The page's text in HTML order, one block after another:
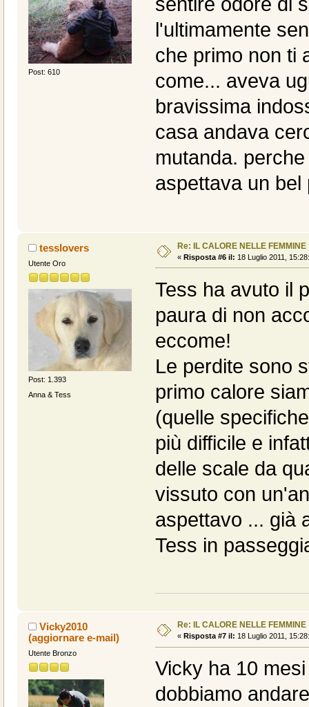
Post: 610
sentire odore di
l'ultimamente
che primo non ti
come... aveva
bravissima
casa andava
mutanda.
aspettava un bel
tesslovers
Utente Oro
Post: 1.393
Anna & Tess
Re: IL CALORE NELLE FEMMINE
« Risposta #6 il: 18 Luglio 2011,
Tess ha avuto il
paura di non
eccome!
Le perdite sono
primo calore
(quelle
più difficile e
delle scale da
vissuto con
aspettavo ... già
Tess in
Vicky2010
(aggiornare e-mail)
Utente Bronzo
Re: IL CALORE NELLE FEMMINE
« Risposta #7 il: 18 Luglio 2011,
Vicky ha 10
dobbiamo